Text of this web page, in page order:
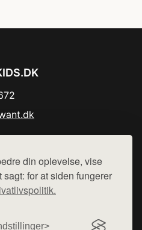
din oplevelse, vise
for at siden fungerer
- vi henviser til de shops,